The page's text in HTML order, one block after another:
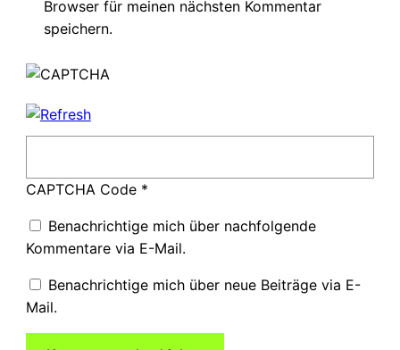
Browser für meinen nächsten Kommentar
speichern.
CAPTCHA Code*
Benachrichtige mich über nachfolgende
Kommentare via E-Mail.
Benachrichtige mich über neue Beiträge via E-
Mail.